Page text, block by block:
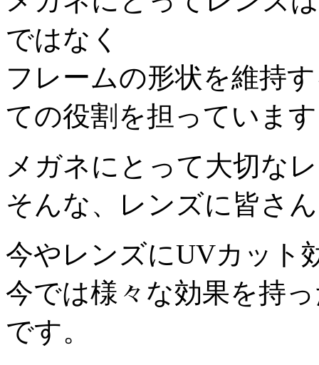
ではなく
フレームの形状を維持
ての役割を担っていま
メガネにとって大切な
そんな、レンズに皆さ
今やレンズにUVカット
今では様々な効果を持
です。